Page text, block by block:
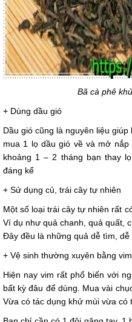
Bã cà phê
+ Dùng dầu gió
Dầu gió cũng là nguyên liệu
mua 1 lọ dầu gió về và mở
khoảng 1 – 2 tháng bạn thay
đáng kể
+ Sử dụng củ, trái cây tự nhiên
Một số loại trái cây tự nhiên rất
Ví dụ như quả chanh, quả quất,
Đây đều là những quả dễ tìm, dễ
+ Vệ sinh thường xuyên bằng vim
Hiện nay vim rất phổ biến với
bất kỳ đâu để dùng. Mua vài
Vừa có tác dụng khử mùi vừa có